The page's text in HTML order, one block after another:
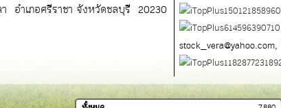
อำเภอศรีราชา จังหวัดชลบุรี 20230
stock_vera@yahoo.com,